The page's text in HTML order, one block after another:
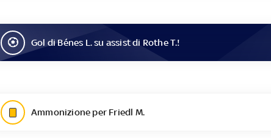
Gol diBénes L.su assist di Rothe T.!
Ammonizione per Friedl M.